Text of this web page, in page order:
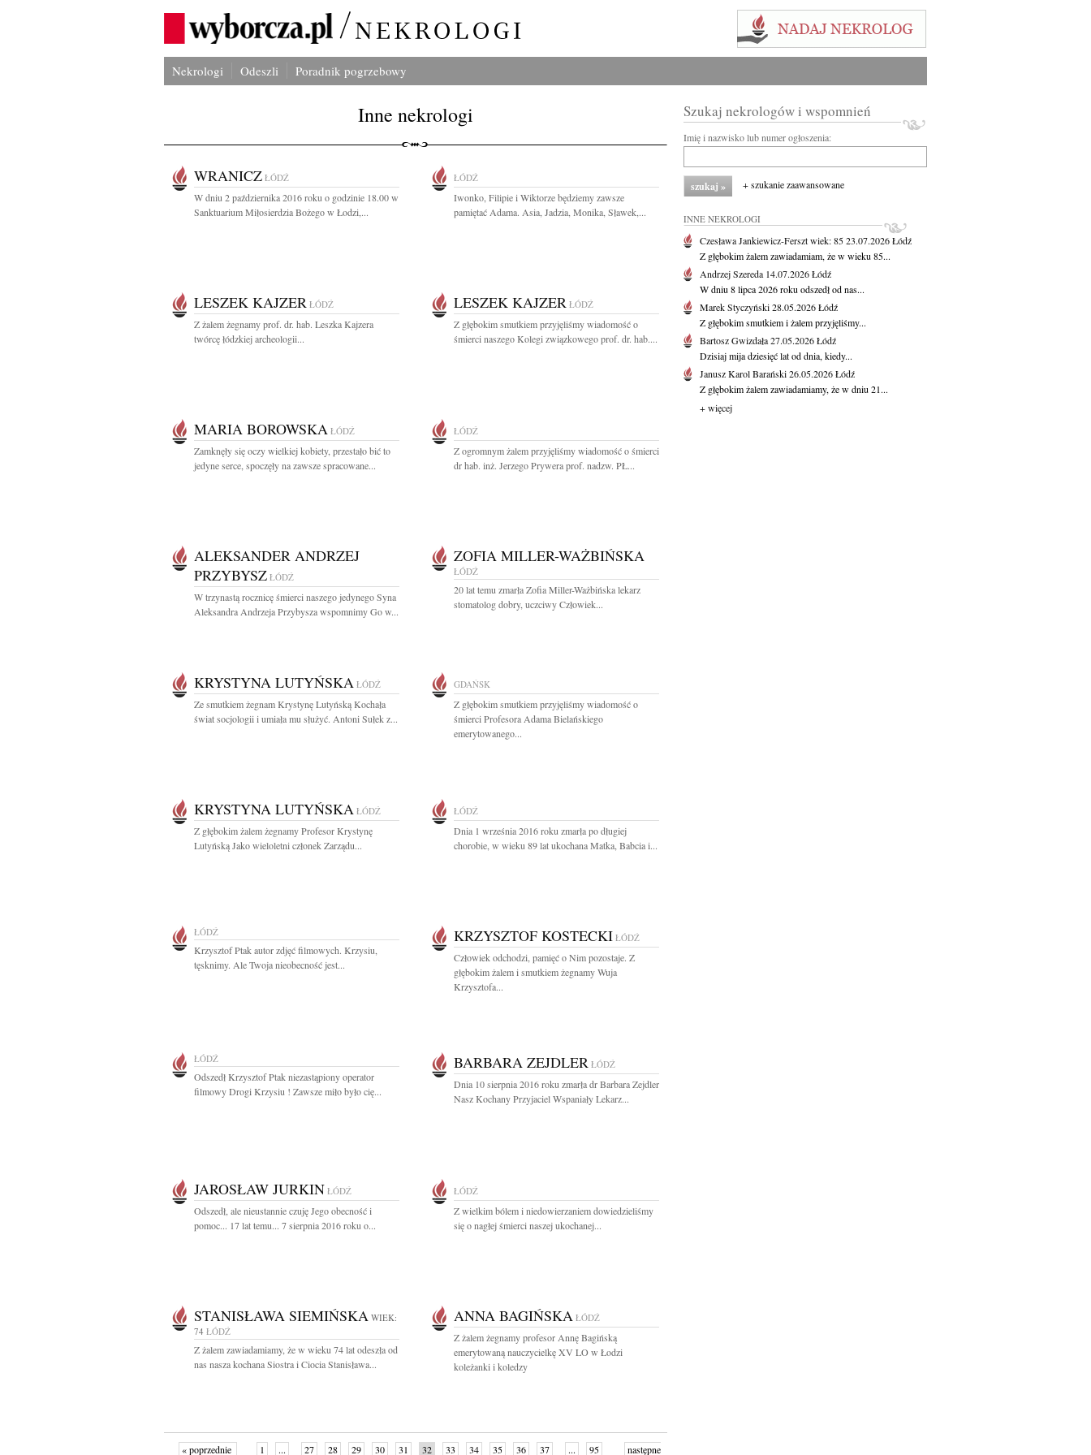
Nekrologi Odeszli Poradnik pogrzebowy
Inne nekrologi
WRANICZ ŁÓDŹ
W dniu 2 października 2016 roku o godzinie 18.00 w
Sanktuarium Miłosierdzia Bożego w Łodzi,...
ŁÓDŹ
Iwonko, Filipie i Wiktorze będziemy zawsze
pamiętać Adama. Asia, Jadzia, Monika, Sławek,...
LESZEK KAJZER ŁÓDŹ
Z żalem żegnamy prof. dr. hab. Leszka Kajzera
twórcę łódzkiej archeologii...
LESZEK KAJZER ŁÓDŹ
Z głębokim smutkiem przyjęliśmy wiadomość o
śmierci naszego Kolegi związkowego prof. dr. hab....
MARIA BOROWSKA ŁÓDŹ
Zamknęły się oczy wielkiej kobiety, przestało bić to
jedyne serce, spoczęły na zawsze spracowane...
ŁÓDŹ
Z ogromnym żalem przyjęliśmy wiadomość o śmierci
dr hab. inż. Jerzego Prywera prof. nadzw. PŁ...
ALEKSANDER ANDRZEJ
PRZYBYSZ ŁÓDŹ
W trzynastą rocznicę śmierci naszego jedynego Syna
Aleksandra Andrzeja Przybysza wspomnimy Go w...
ZOFIA MILLER-WAŻBIŃSKA
ŁÓDŹ
20 lat temu zmarła Zofia Miller-Ważbińska lekarz
stomatolog dobry, uczciwy Człowiek...
KRYSTYNA LUTYŃSKA ŁÓDŹ
Ze smutkiem żegnam Krystynę Lutyńską Kochała
świat socjologii i umiała mu służyć. Antoni Sułek z...
GDAŃSK
Z głębokim smutkiem przyjęliśmy wiadomość o
śmierci Profesora Adama Bielańskiego
emerytowanego...
KRYSTYNA LUTYŃSKA ŁÓDŹ
Z głębokim żalem żegnamy Profesor Krystynę
Lutyńską Jako wieloletni członek Zarządu...
ŁÓDŹ
Dnia 1 września 2016 roku zmarła po długiej
chorobie, w wieku 89 lat ukochana Matka, Babcia i...
ŁÓDŹ
Krzysztof Ptak autor zdjęć filmowych. Krzysiu,
tęsknimy. Ale Twoja nieobecność jest...
KRZYSZTOF KOSTECKI ŁÓDŹ
Człowiek odchodzi, pamięć o Nim pozostaje. Z
głębokim żalem i smutkiem żegnamy Wuja
Krzysztofa...
ŁÓDŹ
Odszedł Krzysztof Ptak niezastąpiony operator
filmowy Drogi Krzysiu ! Zawsze miło było cię...
BARBARA ZEJDLER ŁÓDŹ
Dnia 10 sierpnia 2016 roku zmarła dr Barbara Zejdler
Nasz Kochany Przyjaciel Wspaniały Lekarz...
JAROSŁAW JURKIN ŁÓDŹ
Odszedł, ale nieustannie czuję Jego obecność i
pomoc... 17 lat temu... 7 sierpnia 2016 roku o...
ŁÓDŹ
Z wielkim bólem i niedowierzaniem dowiedzieliśmy
się o nagłej śmierci naszej ukochanej...
STANISŁAWA SIEMIŃSKA WIEK:
74 ŁÓDŹ
Z żalem zawiadamiamy, że w wieku 74 lat odeszła od
nas nasza kochana Siostra i Ciocia Stanisława...
ANNA BAGIŃSKA ŁÓDŹ
Z żalem żegnamy profesor Annę Bagińską
emerytowaną nauczycielkę XV LO w Łodzi
koleżanki i koledzy
« poprzednie 1 ... 27 28 29 30 31 32 33 34 35 36 37 ... 95 następne
Szukaj nekrologów i wspomnień
Imię i nazwisko lub numer ogłoszenia:
+ szukanie zaawansowane
INNE NEKROLOGI
Czesława Jankiewicz-Fersztwiek: 8523.07.2026Łódź
Z głębokim żalem zawiadamiam, że w wieku 85...
Andrzej Szereda 14.07.2026Łódź
W dniu 8 lipca 2026 roku odszedł od nas...
Marek Styczyński28.05.2026Łódź
Z głębokim smutkiem i żalem przyjęliśmy...
Bartosz Gwizdała27.05.2026Łódź
Dzisiaj mija dziesięć lat od dnia, kiedy...
Janusz Karol Barański26.05.2026Łódź
Z głębokim żalem zawiadamiamy, że w dniu 21...
+ więcej